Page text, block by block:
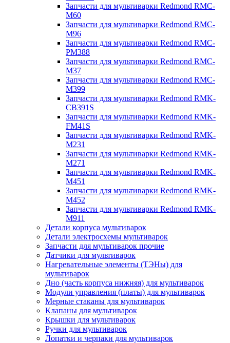
Запчасти для мультиварки Redmond RMC-
M60
Запчасти для мультиварки Redmond RMC-
M96
Запчасти для мультиварки Redmond RMC-
PM388
Запчасти для мультиварки Redmond RMC-
M37
Запчасти для мультиварки Redmond RMC-
M399
Запчасти для мультиварки Redmond RMK-
CB391S
Запчасти для мультиварки Redmond RMK-
FM41S
Запчасти для мультиварки Redmond RMK-
M231
Запчасти для мультиварки Redmond RMK-
M271
Запчасти для мультиварки Redmond RMK-
M451
Запчасти для мультиварки Redmond RMK-
M452
Запчасти для мультиварки Redmond RMK-
M911
Детали корпуса мультиварок
Детали электросхемы мультиварок
Запчасти для мультиварок прочие
Датчики для мультиварок
Нагревательные элементы (ТЭНы) для
мультиварок
Дно (часть корпуса нижняя) для мультиварок
Модули управления (платы) для мультиварок
Мерные стаканы для мультиварок
Клапаны для мультиварок
Крышки для мультиварок
Ручки для мультиварок
Лопатки и черпаки для мультиварок